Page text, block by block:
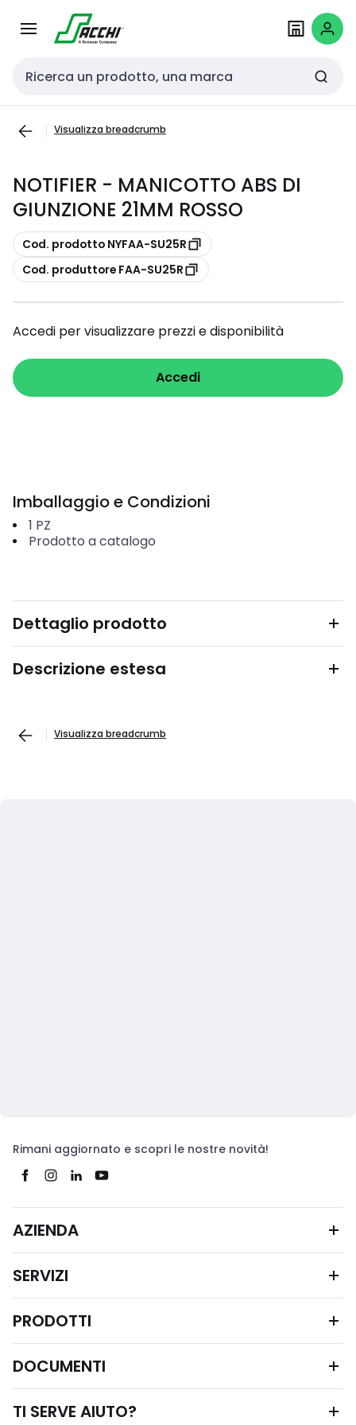
navigazionecontenuto
Cerca input
Visualizza breadcrumb
NOTIFIER - MANICOTTO ABS DI
GIUNZIONE 21MM ROSSO
copia
Cod. prodotto NYFAA-SU25R
copia
Cod. produttore FAA-SU25R
Accedi per visualizzare prezzi e disponibilità
Accedi
Imballaggio e Condizioni
1 PZ
Prodotto a catalogo
Dettaglio prodotto
Descrizione estesa
Visualizza breadcrumb
Rimani aggiornato e scopri le nostre novità!
AZIENDA
SERVIZI
PRODOTTI
DOCUMENTI
TI SERVE AIUTO?